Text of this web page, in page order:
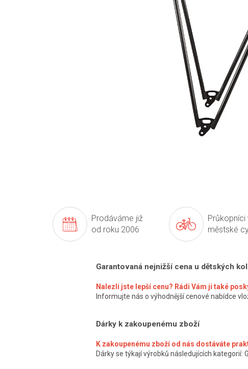
Prodáváme již
od roku 2006
Průkopníci
městské
Garantovaná nejnižší cena u dětských
Nalezli jste lepší cenu? Rádi Vám ji také
Informujte nás o výhodnější cenové nabídce
Dárky k zakoupenému zboží
K zakoupenému zboží od nás dostáváte
Dárky se týkají výrobků následujících kategorií: